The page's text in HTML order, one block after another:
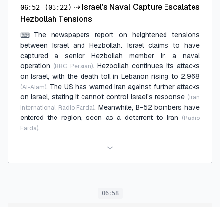
06:52 (03:22) ⇢ Israel's Naval Capture Escalates
Hezbollah Tensions
⌨ The newspapers report on heightened tensions
between Israel and Hezbollah. Israel claims to have
captured a senior Hezbollah member in a naval
operation (BBC Persian). Hezbollah continues its attacks
on Israel, with the death toll in Lebanon rising to 2,968
(Al-Alam). The US has warned Iran against further attacks
on Israel, stating it cannot control Israel's response (Iran
International, Radio Farda). Meanwhile, B-52 bombers have
entered the region, seen as a deterrent to Iran (Radio
Farda).
06:58